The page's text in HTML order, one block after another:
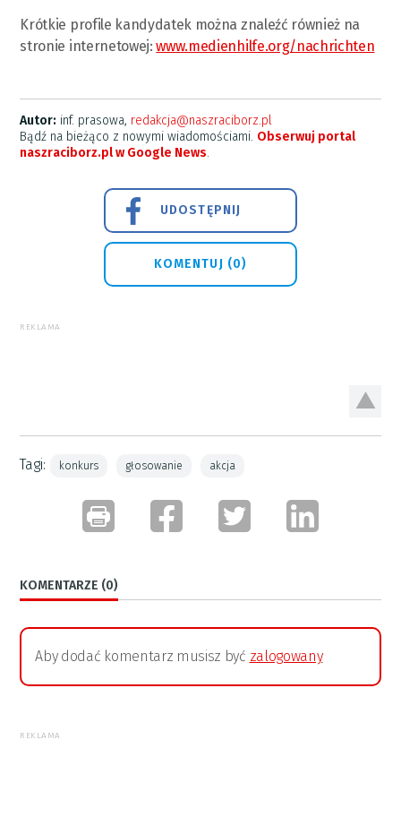
Krótkie profile kandydatek można znaleźć również na
stronie internetowej:www.medienhilfe.org/nachrichten
Autor: inf. prasowa, redakcja@naszraciborz.pl
Bądź na bieżąco z nowymi wiadomościami. Obserwuj portal
naszraciborz.pl w Google News.
UDOSTĘPNIJ
KOMENTUJ (0)
REKLAMA
Tagi: konkurs głosowanie akcja
KOMENTARZE (0)
Aby dodać komentarz musisz być zalogowany
REKLAMA